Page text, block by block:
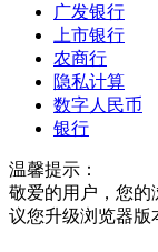
广发银行
上市银行
农商行
隐私计算
数字人民币
银行
温馨提示：
敬爱的用户，您的
议您升级浏览器版